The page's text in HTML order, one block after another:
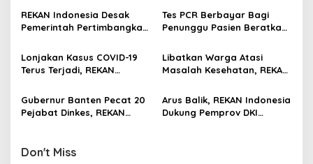
g
a
t
i
o
n
98: Tidak Sesuai Nafas
Reformasi 98!
Update!
REKAN Indonesia Desak
Pemerintah Pertimbangkan
Travel Lane Bagi WNA
Tes PCR Berbayar Bagi
Penunggu Pasien Beratkan
Cabut Aturan Tersebut
Lonjakan Kasus COVID-19
Terus Terjadi, REKAN
Disiplin Terapkan Prokes!
Libatkan Warga Atasi
Masalah Kesehatan, REKAN
Gubernur Banten Pecat 20
Pejabat Dinkes, REKAN
Arus Balik, REKAN Indonesia
Dukung Pemprov DKI
Don't Miss